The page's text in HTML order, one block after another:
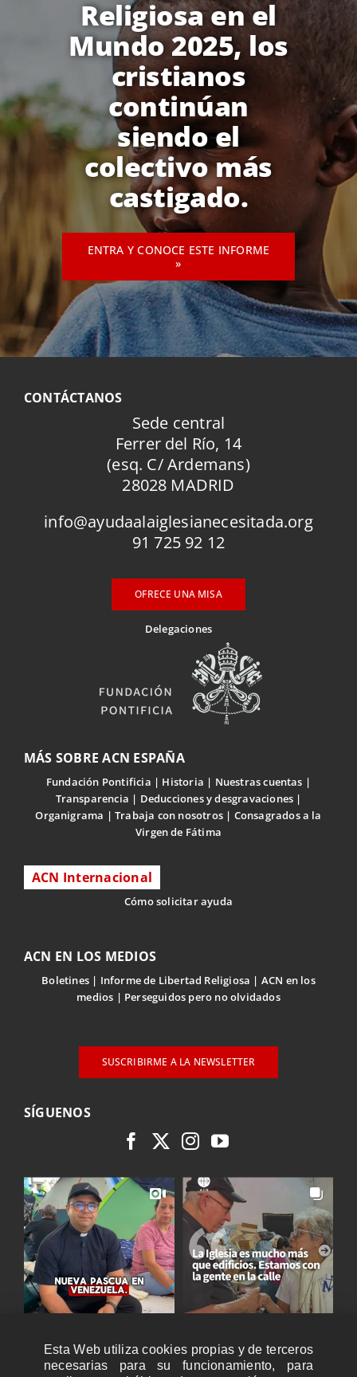
Religiosa en el
Mundo 2025, los
cristianos
continúan
siendo el
colectivo más
castigado.
ENTRA Y CONOCE ESTE INFORME
»
CONTÁCTANOS
Sede central
Ferrer del Río, 14
(esq. C/ Ardemans)
28028 MADRID
info@ayudaalaiglesianecesitada.org
91 725 92 12
OFRECE UNA MISA
Delegaciones
MÁS SOBRE ACN ESPAÑA
Fundación Pontificia Historia
Nuestras cuentas
Transparencia
Deducciones y desgravaciones
Organigrama
Trabaja con nosotros
Consagrados a la
Virgen de Fátima
ACN Internacional
Cómo solicitar ayuda
ACN EN LOS MEDIOS
Boletines Informe de Libertad Religiosa
ACN en los
medios
Perseguidos pero no olvidados
SUSCRIBIRME A LA NEWSLETTER
SÍGUENOS
Esta Web utiliza cookies propias y de terceros
necesarias para su funcionamiento, para